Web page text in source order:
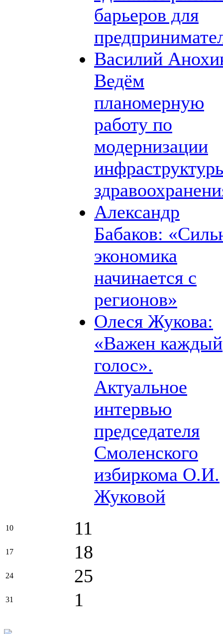
барьеров для
Василий
Ведём
планомерную
работу по
модернизации
Александр
Бабаков:
экономика
начинается с
регионов»
Олеся Жукова:
«Важен каждый
голос».
Актуальное
интервью
председателя
Смоленского
избиркома О.И.
Жуковой
10 11
17 18
24 25
31 1